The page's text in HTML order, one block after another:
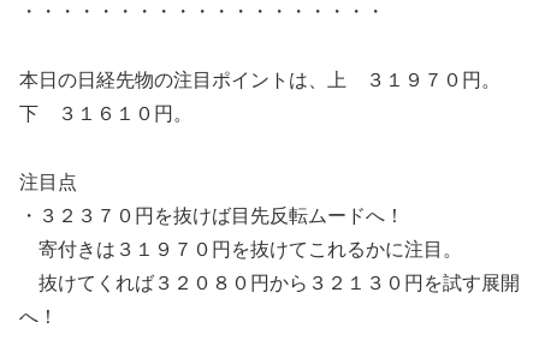
・・・・・・・・・・・・・・・・・・・
本日の日経先物の注目ポイントは、上 ３１９７０円。
下 ３１６１０円。
注目点
・３２３７０円を抜けば目先反転ムードへ！
寄付きは３１９７０円を抜けてこれるかに注目。
抜けてくれば３２０８０円から３２１３０円を試す展開
へ！